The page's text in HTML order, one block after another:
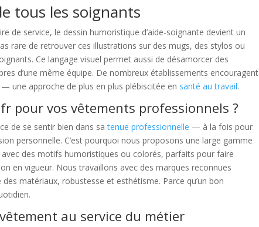
tous les soignants
de service, le dessin humoristique d’aide-soignante devient un
rare de retrouver ces illustrations sur des mugs, des stylos ou
Ce langage visuel permet aussi de désamorcer des
d’une même équipe. De nombreux établissements encouragent
une approche de plus en plus plébiscitée en santé au travail.
pour vos vêtements professionnels ?
de se sentir bien dans satenue professionnelle — à la fois pour
personnelle. C’est pourquoi nous proposons une large gamme
des motifs humoristiques ou colorés, parfaits pour faire
en vigueur. Nous travaillons avec des marques reconnues
matériaux, robustesse et esthétisme. Parce qu’un bon
au service du métier